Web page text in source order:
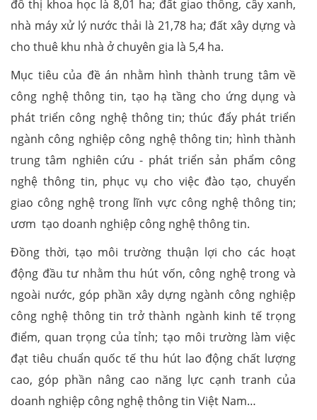
đô thị khoa học là 8,01 ha; đất giao thông, cây xanh,
nhà máy xử lý nước thải là 21,78 ha; đất xây dựng và
cho thuê khu nhà ở chuyên gia là 5,4 ha.
Mục tiêu của đề án nhằm hình thành trung tâm về
công nghệ thông tin, tạo hạ tầng cho ứng dụng và
phát triển công nghệ thông tin; thúc đẩy phát triển
ngành công nghiệp công nghệ thông tin; hình thành
trung tâm nghiên cứu - phát triển sản phẩm công
nghệ thông tin, phục vụ cho việc đào tạo, chuyển
giao công nghệ trong lĩnh vực công nghệ thông tin;
ươm tạo doanh nghiệp công nghệ thông tin.
Đồng thời, tạo môi trường thuận lợi cho các hoạt
động đầu tư nhằm thu hút vốn, công nghệ trong và
ngoài nước, góp phần xây dựng ngành công nghiệp
công nghệ thông tin trở thành ngành kinh tế trọng
điểm, quan trọng của tỉnh; tạo môi trường làm việc
đạt tiêu chuẩn quốc tế thu hút lao động chất lượng
cao, góp phần nâng cao năng lực cạnh tranh của
doanh nghiệp công nghệ thông tin Việt Nam…